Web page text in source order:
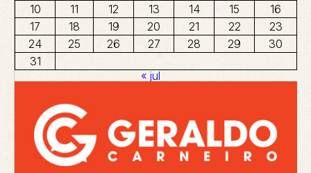
10
11 12 13 14 15
16
17
18 19 20 21 22
23
24
25 26 27 28 29
30
31
« jul